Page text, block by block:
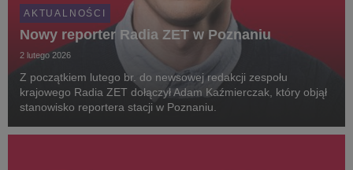
AKTUALNOŚCI
Nowy reporter Radia ZET w Poznaniu
2 lutego 2026
Z początkiem lutego br. do newsowej redakcji zespołu
krajowego Radia ZET dołączył Adam Kaźmierczak, który objął
stanowisko reportera stacji w Poznaniu.